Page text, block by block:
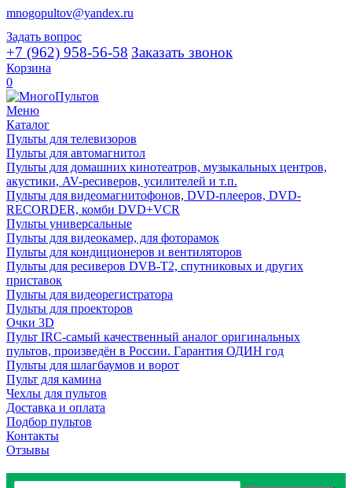
mnogopultov@yandex.ru
Задать вопрос
+7 (962) 958-56-58 Заказать звонок
Корзина
0
Меню
Каталог
Пульты для телевизоров
Пульты для автомагнитол
Пульты для домашних кинотеатров, музыкальных центров,
акустики, AV-ресиверов, усилителей и т.п.
Пульты для видеомагнитофонов, DVD-плееров, DVD-
RECORDER, комби DVD+VCR
Пульты универсальные
Пульты для видеокамер, для фоторамок
Пульты для кондиционеров и вентиляторов
Пульты для ресиверов DVB-T2, спутниковых и других
приставок
Пульты для видеорегистратора
Пульты для проекторов
Очки 3D
Пульт IRC-самый качественный аналог оригинальных
пультов, произведён в России. Гарантия ОДИН год
Пульты для шлагбаумов и ворот
Пульт для камина
Чехлы для пультов
Доставка и оплата
Подбор пультов
Контакты
Отзывы